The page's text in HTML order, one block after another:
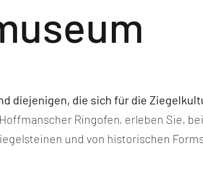
diejenigen, die sich für die
Ringofen, erleben Sie,
und von historischen